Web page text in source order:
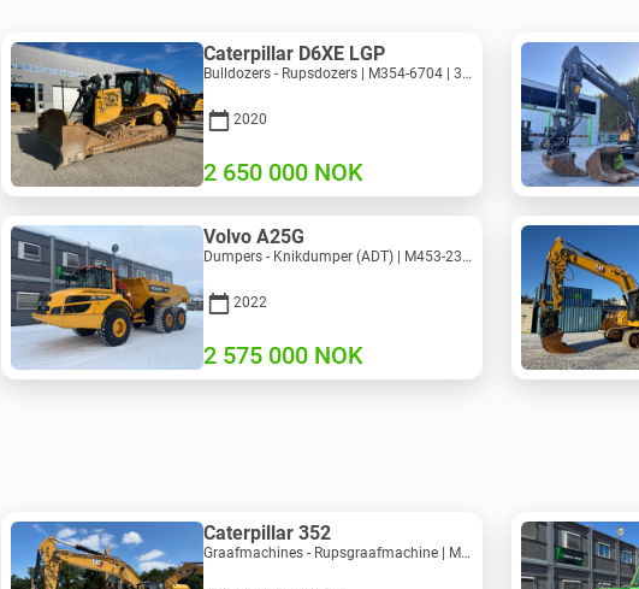
Caterpillar D6XE LGP
Bulldozers - Rupsdozers | M354-6704 | 35056
2020
2 650 000 NOK
Volvo A25G
Dumpers - Knikdumper (ADT) | M453-2338 | RGTR25122
2022
2 575 000 NOK
Caterpillar 352
Graafmachines - Rupsgraafmachine | M728-6217 | RGTRNL26-10341